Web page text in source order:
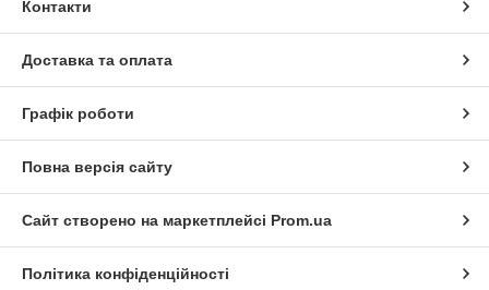
Контакти
Доставка та оплата
Графік роботи
Повна версія сайту
Сайт створено на маркетплейсі Prom.ua
Політика конфіденційності